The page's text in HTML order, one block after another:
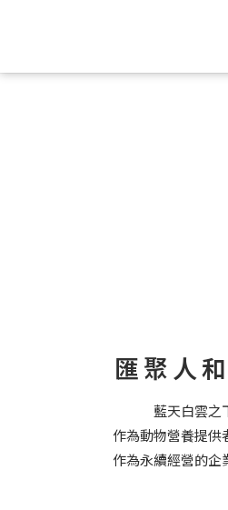
匯聚人和
藍天白雲之
作為動物營養提供
作為永續經營的企